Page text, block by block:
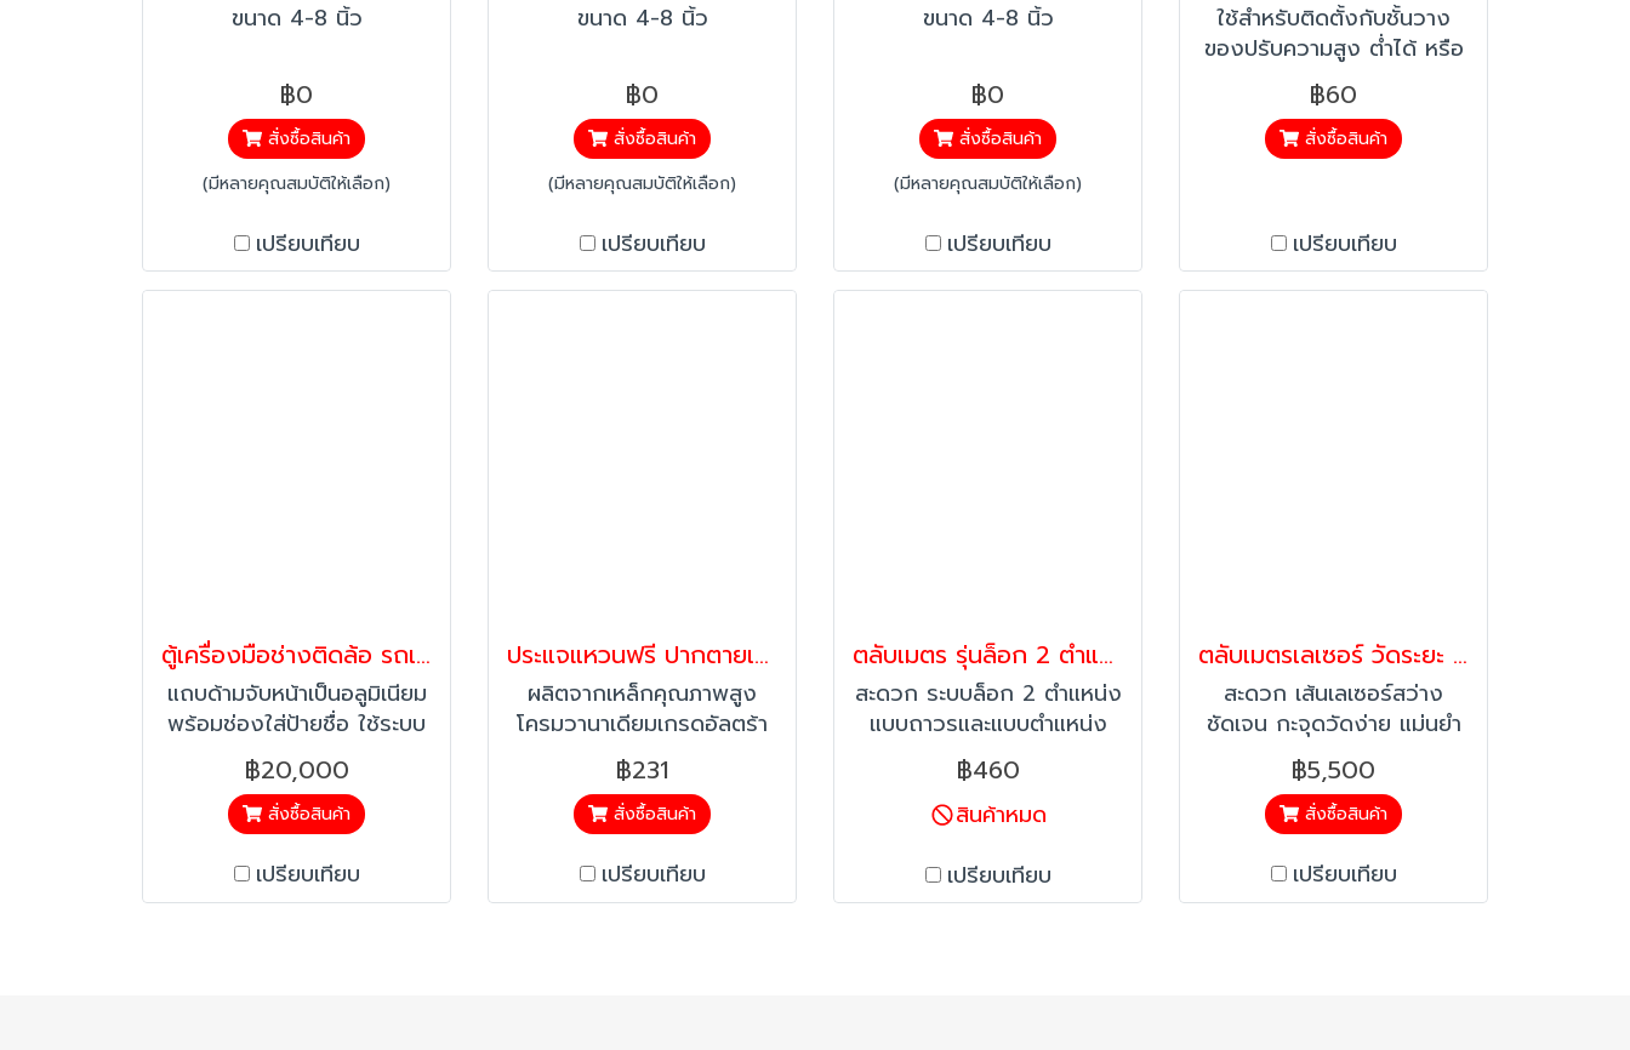
ขนาด 4-8 นิ้ว
฿0
สั่งซื้อสินค้า
(มีหลายคุณสมบัติให้เลือก)
เปรียบเทียบ
ขนาด 4-8 นิ้ว
฿0
สั่งซื้อสินค้า
(มีหลายคุณสมบัติให้เลือก)
เปรียบเทียบ
ขนาด 4-8 นิ้ว
฿0
สั่งซื้อสินค้า
(มีหลายคุณสมบัติให้เลือก)
เปรียบเทียบ
ใช้สำหรับติดตั้งกับชั้นวาง
ของปรับความสูง ต่ำได้ หรือ
ติดตั้งกับโต๊ะเก้าอี้เพื่อปรับ
ความสูง
฿60
สั่งซื้อสินค้า
เปรียบเทียบ
ตู้เครื่องมือช่างติดล้อ รถเข็นของใช้ช่าง 7 ลิ้นชัก
แถบด้ามจับหน้าเป็นอลูมิเนียม
พร้อมช่องใส่ป้ายชื่อ ใช้ระบบ
ลูกปืนแบบสไลด์ ทนทาน และ
ไม่ติดขัดให้การเปิดลิ้นอย่าง
เต็มพื้นที่สะดวกในการ
฿20,000
สั่งซื้อสินค้า
เปรียบเทียบ
ประแจแหวนฟรี ปากตายเบอร์8ตามมาตรฐานเยอรมัน DIN
ผลิตจากเหล็กคุณภาพสูง
โครมวานาเดียมเกรดอัลตร้า
ตามมาตรฐานเยอรมัน DIN
และยังได้รับมาตรฐาน GS
จากประเทศเยอรมั
฿231
สั่งซื้อสินค้า
เปรียบเทียบ
ตลับเมตร รุ่นล็อก 2 ตำแหน่ง ยาว 5 เมตร
สะดวก ระบบล็อก 2 ตำแหน่ง
แบบถาวรและแบบตำแหน่ง
ล็อกชั่วคราวด้านล่าง ทนทาน
สายเทปหุ้มไนล่อน ยืดอายุการ
ใช้งานมากกว่า 10 เท่า
฿460
สินค้าหมด
เปรียบเทียบ
ตลับเมตรเลเซอร์ วัดระยะ ที่วัดได้ 5มม.-2เมตร
สะดวก เส้นเลเซอร์สว่าง
ชัดเจน กะจุดวัดง่าย แม่นยำ
ลดความผิดพลาด และ
ประหยัดเวลา
฿5,500
สั่งซื้อสินค้า
เปรียบเทียบ